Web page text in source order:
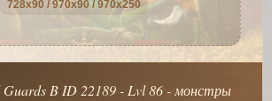
728x90 / 970x90 / 970x250
Guards B ID 22189 - Lvl 86 - монстры